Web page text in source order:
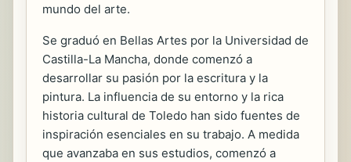
mundo del arte.
Se graduó en Bellas Artes por la Universidad de
Castilla-La Mancha, donde comenzó a
desarrollar su pasión por la escritura y la
pintura. La influencia de su entorno y la rica
historia cultural de Toledo han sido fuentes de
inspiración esenciales en su trabajo. A medida
que avanzaba en sus estudios, comenzó a